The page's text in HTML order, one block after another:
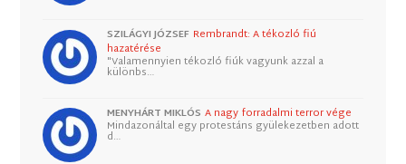
SZILÁGYI JÓZSEF Rembrandt: A tékozló fiú
hazatérése
"Valamennyien tékozló fiúk vagyunk azzal a
különbs…
MENYHÁRT MIKLÓS A nagy forradalmi terror vége
Mindazonáltal egy protestáns gyülekezetben adott
d…